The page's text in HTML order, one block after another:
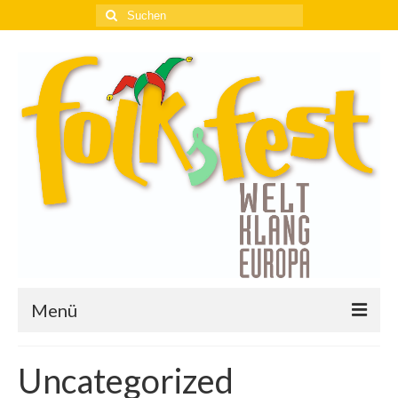
Suchen
nach:
Menü
Uncategorized